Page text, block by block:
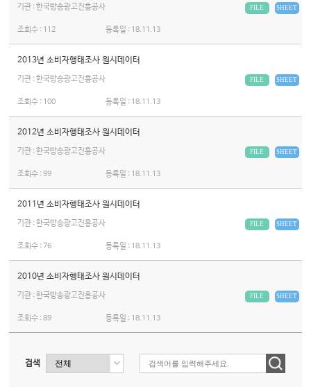
기관 : 한국방송광고진흥공사 SHEET
FILE
조회수 : 112 등록일 : 18.11.13
2013년 소비자행태조사 원시데이터
기관 : 한국방송광고진흥공사 SHEET
FILE
조회수 : 100 등록일 : 18.11.13
2012년 소비자행태조사 원시데이터
기관 : 한국방송광고진흥공사 SHEET
FILE
조회수 :99 등록일 : 18.11.13
2011년 소비자행태조사 원시데이터
기관 : 한국방송광고진흥공사 SHEET
FILE
조회수 :76 등록일 : 18.11.13
2010년 소비자행태조사 원시데이터
기관 : 한국방송광고진흥공사 SHEET
FILE
조회수 :89 등록일 : 18.11.13
검색